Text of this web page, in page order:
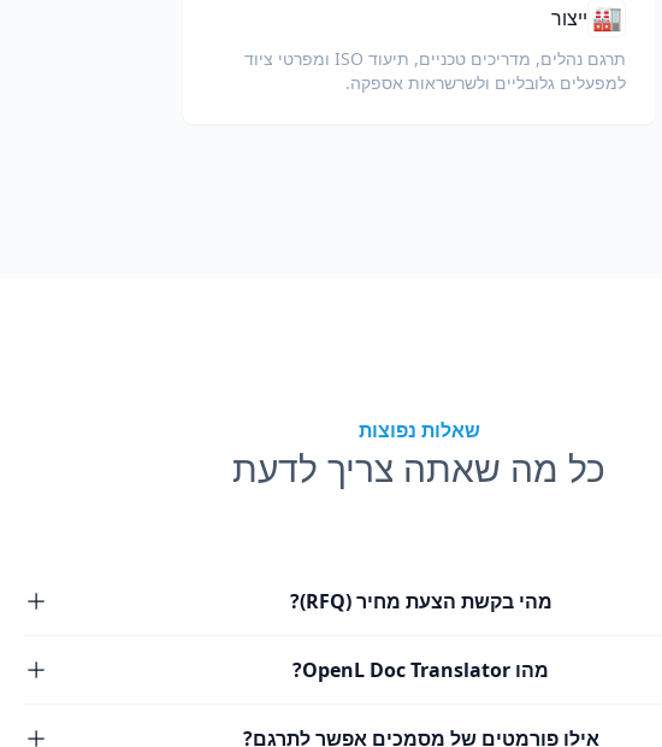
🏭 ייצור
תרגם נהלים, מדריכים טכניים, תיעוד ISO ומפרטי ציוד
למפעלים גלובליים ולשרשראות אספקה.
שאלות נפוצות
כל מה שאתה צריך לדעת
מהי בקשת הצעת מחיר (RFQ)?
מהו OpenL Doc Translator?
אילו פורמטים של מסמכים אפשר לתרגם?